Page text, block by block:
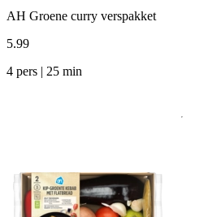
AH Groene curry verspakket
5.99
4 pers | 25 min